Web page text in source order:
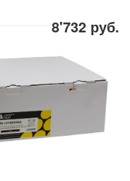
8'732 руб.